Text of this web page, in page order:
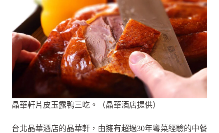
晶華軒片皮玉露鴨三吃。（晶華酒店提供）
台北晶華酒店的晶華軒，由擁有超過30年粵菜經驗的中餐